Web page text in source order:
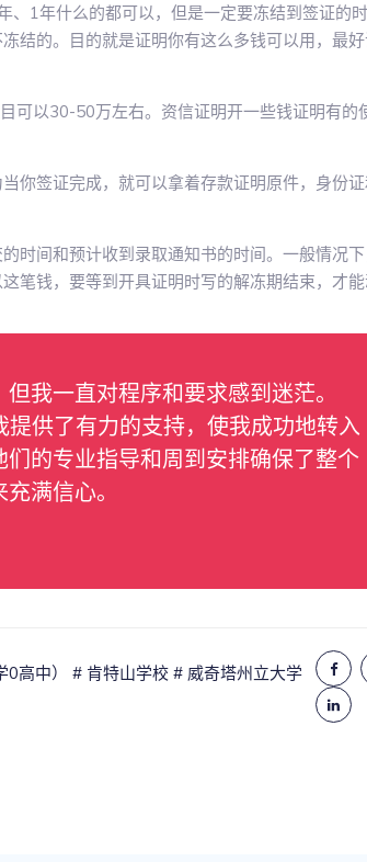
1年什么的都可以，但是一定要冻结到签证的
结的。目的就是证明你有这么多钱可以用，最
可以30-50万左右。资信证明开一些钱证明有的
你签证完成，就可以拿着存款证明原件，身份
时间和预计收到录取通知书的时间。一般情况
笔钱，要等到开具证明时写的解冻期结束，才能
我一直对程序和要求感到迷茫。
供了有力的支持，使我成功地转入
的专业指导和周到安排确保了整个
满信心。
高中） # 肯特山学校 # 威奇塔州立大学